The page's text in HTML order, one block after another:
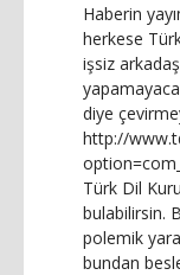
Haberin
herkese
işsiz
diye
http://
Türk Dil
bulabilirsin.
polemik
bundan